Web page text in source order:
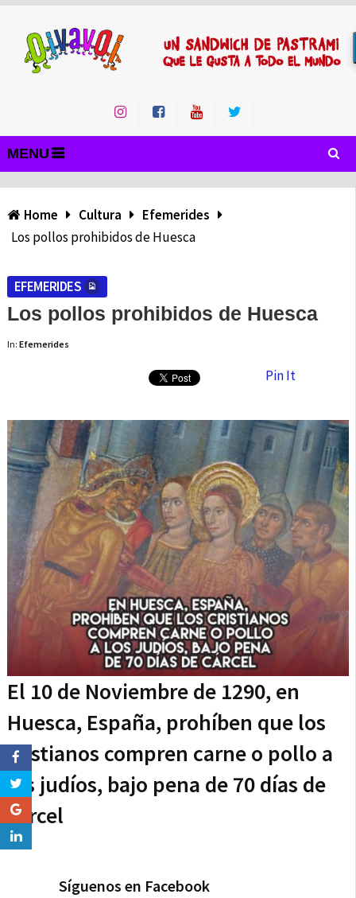
MENU
Home Cultura
Efemerides
Los pollos prohibidos de Huesca
EFEMERIDES
Los pollos prohibidos de Huesca
In: Efemerides
Pin It
El 10 de Noviembre de 1290, en
Huesca, España, prohíben que los
cristianos compren carne o pollo a
los judíos, bajo pena de 70 días de
cárcel
Síguenos en Facebook